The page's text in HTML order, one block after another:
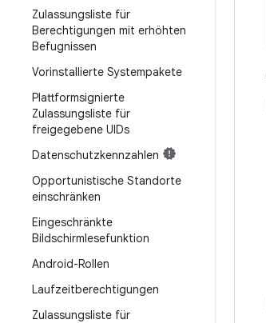
Zulassungsliste für
Berechtigungen mit erhöhten
Befugnissen
Vorinstallierte Systempakete
Plattformsignierte
Zulassungsliste für
freigegebene UIDs
Datenschutzkennzahlen
Opportunistische Standorte
einschränken
Eingeschränkte
Bildschirmlesefunktion
Android-Rollen
Laufzeitberechtigungen
Zulassungsliste für